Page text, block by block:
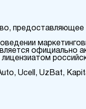
официально
Ucell, UzBat,